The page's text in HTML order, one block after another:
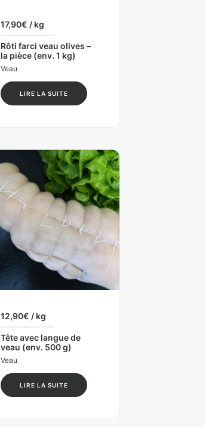
17,90€ / kg
Rôti farci veau olives –
la pièce (env. 1 kg)
Veau
LIRE LA SUITE
12,90€ / kg
Tête avec langue de
veau (env. 500 g)
Veau
LIRE LA SUITE